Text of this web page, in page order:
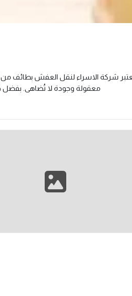
شركة الاسراء لنقل العفش بطائف من
معقولة وجودة لا تُضاهى. بفضل